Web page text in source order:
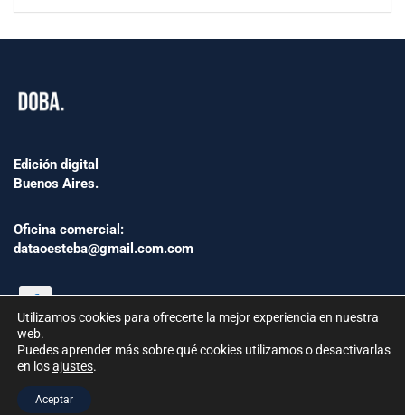
Edición digital
Buenos Aires.
Oficina comercial:
dataoesteba@gmail.com.com
República Argentina | Todos los derechos reservados.
Utilizamos cookies para ofrecerte la mejor experiencia en nuestra
web.
Puedes aprender más sobre qué cookies utilizamos o desactivarlas
en losajustes.
Aceptar